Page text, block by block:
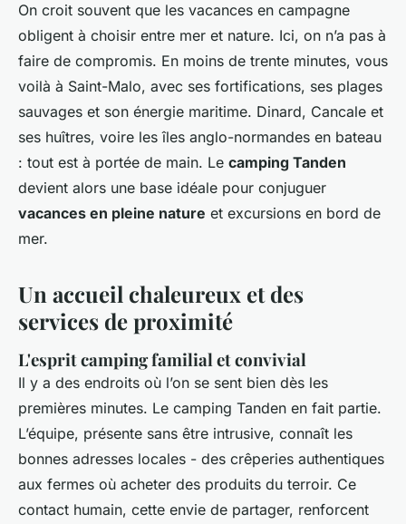
On croit souvent que les vacances en campagne
obligent à choisir entre mer et nature. Ici, on n’a pas à
faire de compromis. En moins de trente minutes, vous
voilà à Saint-Malo, avec ses fortifications, ses plages
sauvages et son énergie maritime. Dinard, Cancale et
ses huîtres, voire les îles anglo-normandes en bateau
: tout est à portée de main. Le camping Tanden
devient alors une base idéale pour conjuguer
vacances en pleine nature et excursions en bord de
mer.
Un accueil chaleureux et des
services de proximité
L'esprit camping familial et convivial
Il y a des endroits où l’on se sent bien dès les
premières minutes. Le camping Tanden en fait partie.
L’équipe, présente sans être intrusive, connaît les
bonnes adresses locales - des crêperies authentiques
aux fermes où acheter des produits du terroir. Ce
contact humain, cette envie de partager, renforcent